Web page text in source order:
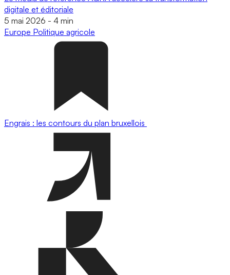
digitale et éditoriale
5 mai 2026 - 4 min
Europe Politique agricole
Engrais : les contours du plan bruxellois